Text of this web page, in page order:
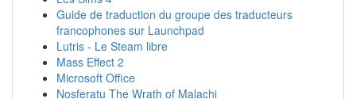
Guide de traduction du groupe des traducteurs
francophones sur Launchpad
Lutris - Le Steam libre
Mass Effect 2
Microsoft Office
Nosferatu The Wrath of Malachi